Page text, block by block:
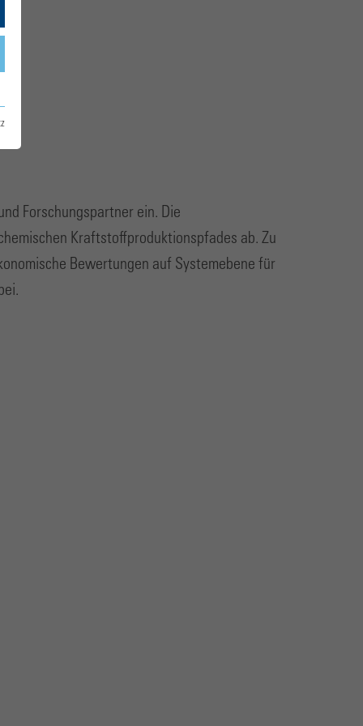
Forschungspartner ein. Die
Kraftstoffproduktionspfades ab. Zu
Bewertungen auf Systemebene für